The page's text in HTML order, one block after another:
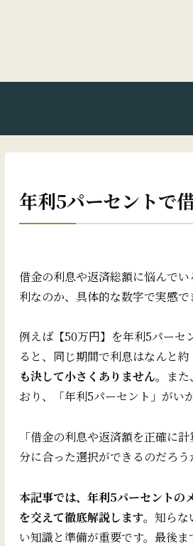
年利5パーセントで
借金の利息や返済総額に悩んで
利なのか、具体的な数字で実感
例えば【50万円】を年利5パーセ
ると、同じ期間で利息はなんと約
も決して小さくありません。また
おり、「年利5パーセント」がい
「借金の利息や返済額を正確に
分に合った選択ができるのだろ
本記事では、年利5パーセントの
を交えて徹底解説します。 知らな
い知識と準備が重要です。最後